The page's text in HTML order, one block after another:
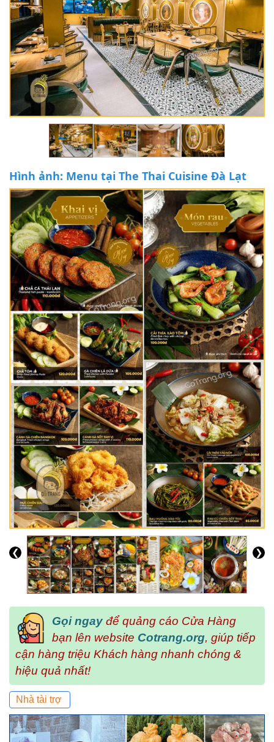
Hình ảnh: Menu tại The Thai Cuisine Đà Lạt
❮ ❯
Gọi ngay để quảng cáo Cửa Hàng
bạn lên website Cotrang.org, giúp tiếp
cận hàng triệu Khách hàng nhanh chóng &
hiệu quả nhất!
Nhà tài trợ